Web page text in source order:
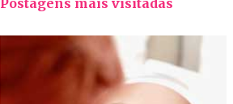
Postagens mais visitadas